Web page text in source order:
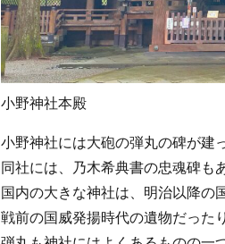
小野神社本殿
小野神社には大砲の弾丸の碑が建
同社には、乃木希典書の忠魂碑も
国内の大きな神社は、明治以降の
戦前の国威発揚時代の遺物だった